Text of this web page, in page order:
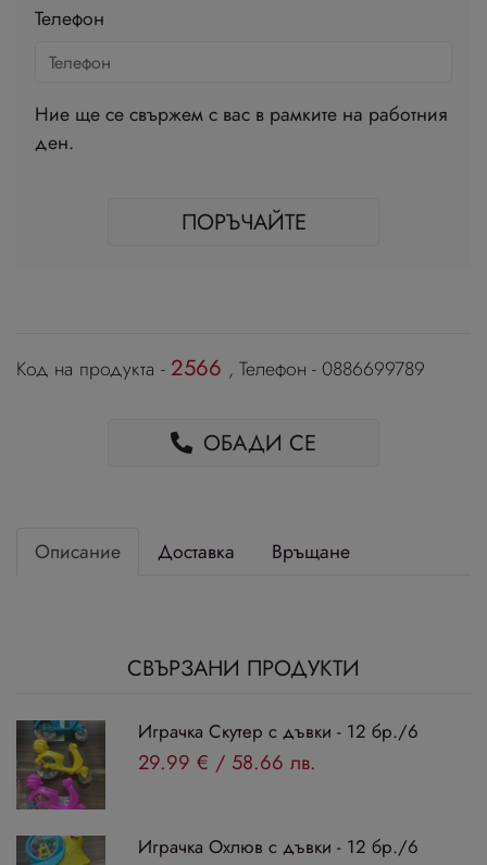
Телефон
Ние ще се свържем с вас в рамките на работния
ден.
ПОРЪЧАЙТЕ
Код на продукта - 2566 , Телефон - 0886699789
ОБАДИ СЕ
Описание Доставка Връщане
СВЪРЗАНИ ПРОДУКТИ
Играчка Скутер с дъвки - 12 бр./6
29.99 € / 58.66 лв.
Играчка Охлюв с дъвки - 12 бр./6